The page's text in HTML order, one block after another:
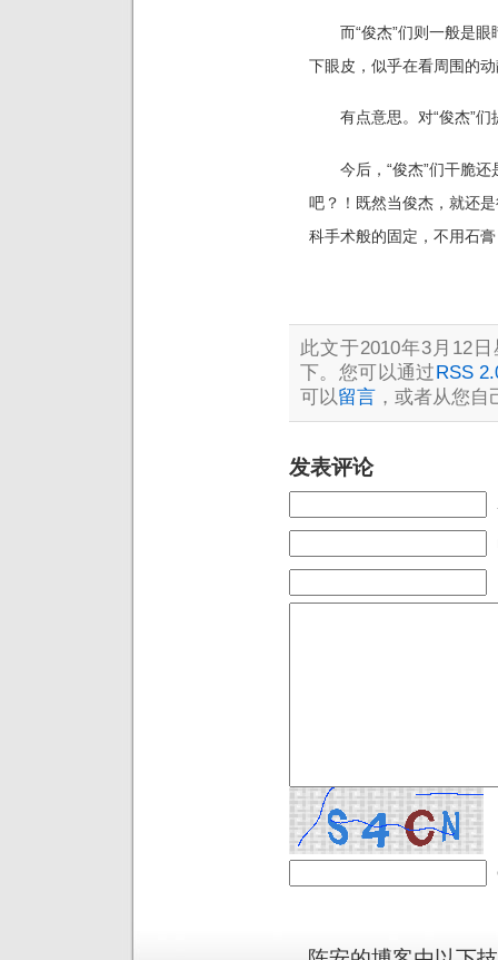
而“俊杰”们则一般是眼
下眼皮，似乎在看周围的
有点意思。对“俊杰”们
今后，“俊杰”们干脆还
吧？！既然当俊杰， 就还
科手术般的固定， 不用石
此文于2010年3月12
下。您可以通过RSS
可以留言 ，或者从您自
发表评论